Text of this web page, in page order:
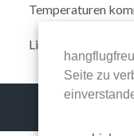
Temperaturen
Liebe Grüße an
Seite zu